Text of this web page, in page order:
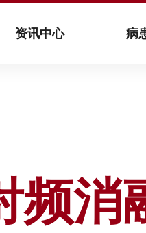
资讯中心 病
频消